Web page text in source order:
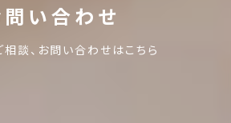
問い合わせ
談、お問い合わせはこちら